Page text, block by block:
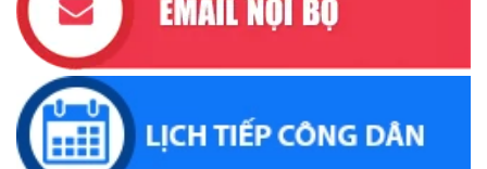
UBND xã thông báo tìm đối tượng, chủ sở hữu tang vật,
phương tiện liên quan đến vụ việc khai thác cát trái phép
(31/03/2026, 16:52)
Thông báo về việc tìm chủ sở hữu, người quản lý hợp pháp
đối với động vật đi lạc